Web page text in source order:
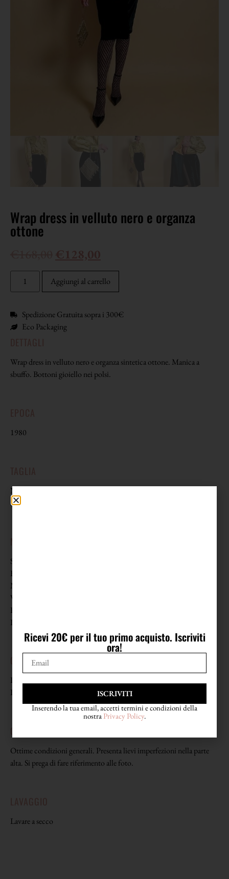
Wrap dress in velluto nero e organza
ottone
Aggiungi al carrello
Spedizione Gratuita sopra i 300€
Eco Packaging
Wrap dress in velluto nero e organza sintetica ottone. Manica a
sbuffo. Bottoni gioiello nei polsi.
1980
Non riporta etichetta di taglia. Veste da una 40 (S) come in foto.
Spostando i bottoni di chiusura veste fino a una 44 (L).
Spalle 39 cm
Busto 49,5 cm (da lato a lato)
Manica 63 cm
Vita 32,5 cm spostando i bottoni diventa 36 cm (da lato a lato)
Fianchi 49 cm spostando i bottoni diventa 53,5 cm
Lunghezza 104 cm
COMPOSIZIONE
Parte superiore 100% poliestere
Parte inferiore 100% rayon
Ottime condizioni generali. Presenta lievi imperfezioni nella parte
alta. Si prega di fare riferimento alle foto.
Lavare a secco
Ricevi 20€ per il tuo primo acquisto. Iscriviti
ora!
ISCRIVITI
Inserendo la tua email, accetti termini e condizioni della
nostra Privacy Policy.